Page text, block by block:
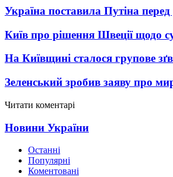
Україна поставила Путіна
Київ про рішення Швеції щодо
На Київщині сталося групове
Зеленський зробив заяву про
Читати коментарі
Новини України
Останні
Популярні
Коментовані